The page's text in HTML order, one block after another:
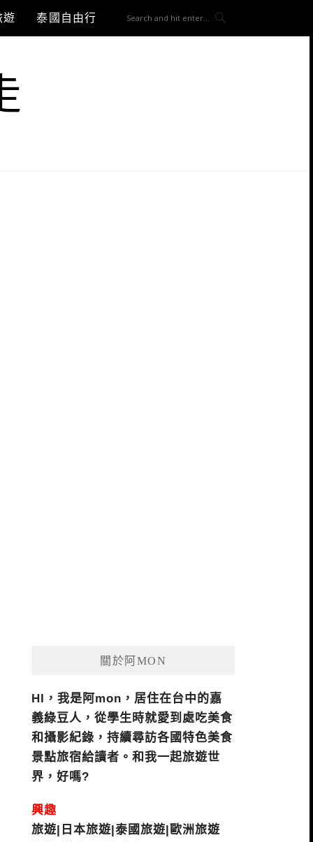
遊 泰國自由行
關於阿MON
HI，我是阿mon，居住在台中的嘉
義綠豆人，從學生時就愛到處吃美食
和攝影紀錄，持續尋訪各國特色美食
景點旅宿給讀者。和我一起旅遊世
界，好嗎?
興趣
旅遊|日本旅遊|泰國旅遊|歐洲旅遊